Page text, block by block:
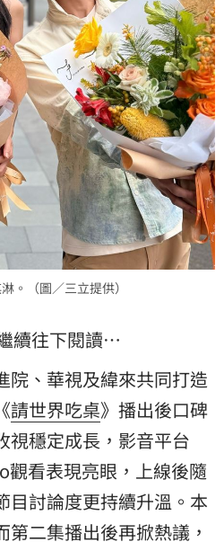
。（圖／三立提供）
續往下閱讀…
院、華視及緯來共同打造
請世界吃桌》播出後口碑
視穩定成長，影音平台
觀看表現亮眼，上線後隨
目討論度更持續升溫。本
二集播出後再掀熱議，